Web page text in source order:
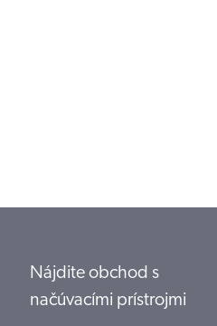
Nájdite obchod s
načúvacími prístrojmi